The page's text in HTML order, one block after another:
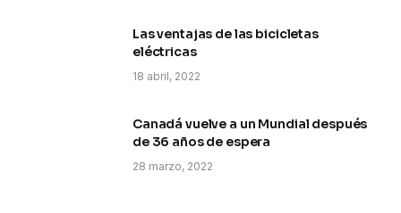
Las ventajas de las bicicletas
eléctricas
18 abril, 2022
Canadá vuelve a un Mundial después
de 36 años de espera
28 marzo, 2022